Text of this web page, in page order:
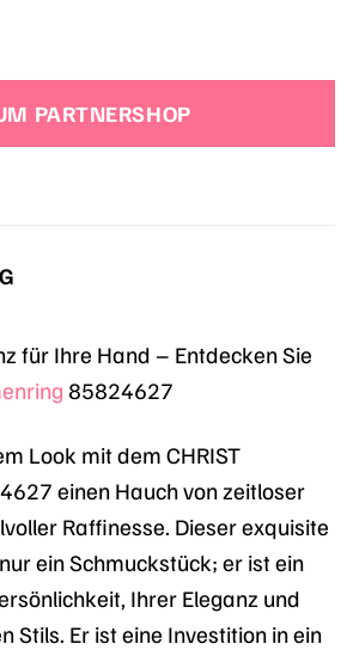
PARTNERSHOP
für Ihre Hand – Entdecken Sie
85824627
Look mit dem CHRIST
einen Hauch von zeitloser
Raffinesse. Dieser exquisite
ein Schmuckstück; er ist ein
Ihrer Eleganz und
Stils. Er ist eine Investition in ein